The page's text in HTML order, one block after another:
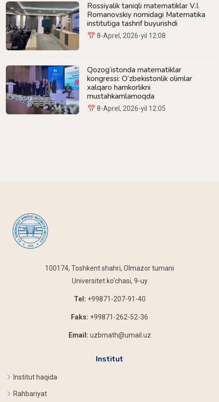
Rossiyalik taniqli matematiklar V.I.
Romanovskiy nomidagi Matematika
institutiga tashrif buyurishdi
📅 8-Aprel, 2026-yil 12:08
Qozog‘istonda matematiklar
kongressi: O‘zbekistonlik olimlar
xalqaro hamkorlikni
mustahkamlamoqda
📅 8-Aprel, 2026-yil 12:05
100174, Toshkent shahri, Olmazor tumani
Universitet ko‘chasi, 9-uy
Tel: +99871-207-91-40
Faks: +99871-262-52-36
Email: uzbmath@umail.uz
Institut
Institut haqida
Rahbariyat